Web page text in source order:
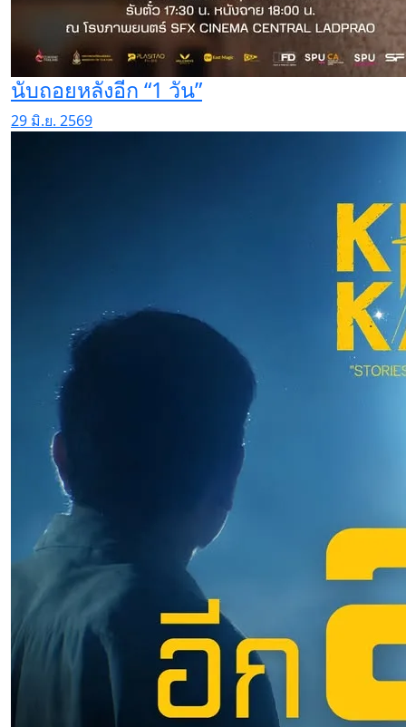
นับถอยหลังอีก “1 วัน”
29 มิ.ย. 2569